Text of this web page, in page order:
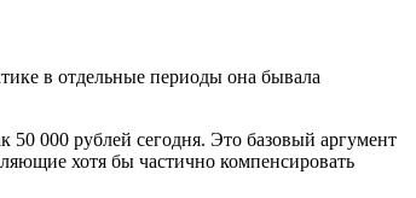
в отдельные периоды она бывала
50 000 рублей сегодня. Это базовый аргумент
хотя бы частично компенсировать